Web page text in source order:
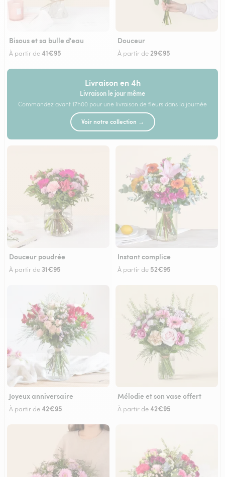
Bisous et sa bulle d'eau
À partir de41€95
Douceur
À partir de29€95
Livraison en 4h
Livraison le jour même
Commandez avant 17h00 pour une livraison de fleurs dans la journée
Voir notre collection →
Douceur poudrée
À partir de 31€95
Instant complice
À partir de 52€95
Joyeux anniversaire
À partir de42€95
Mélodie et son vase offert
À partir de42€95